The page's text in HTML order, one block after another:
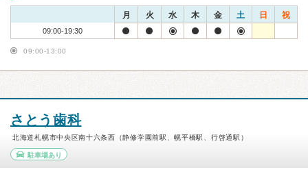
月 火 水 木 金 土 日 祝
09:00-19:30
09:00-13:00
さとう歯科
北海道札幌市中央区南十六条西（静修学園前駅、幌平橋駅、行啓通駅）
駐車場あり